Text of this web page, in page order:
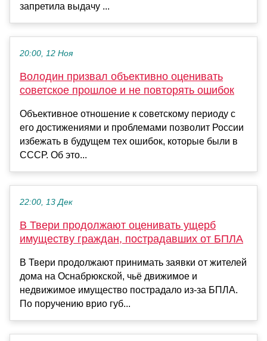
запретила выдачу ...
20:00, 12 Ноя
Володин призвал объективно оценивать
советское прошлое и не повторять ошибок
Объективное отношение к советскому периоду с
его достижениями и проблемами позволит России
избежать в будущем тех ошибок, которые были в
СССР. Об это...
22:00, 13 Дек
В Твери продолжают оценивать ущерб
имуществу граждан, пострадавших от БПЛА
В Твери продолжают принимать заявки от жителей
дома на Оснабрюкской, чьё движимое и
недвижимое имущество пострадало из-за БПЛА.
По поручению врио губ...